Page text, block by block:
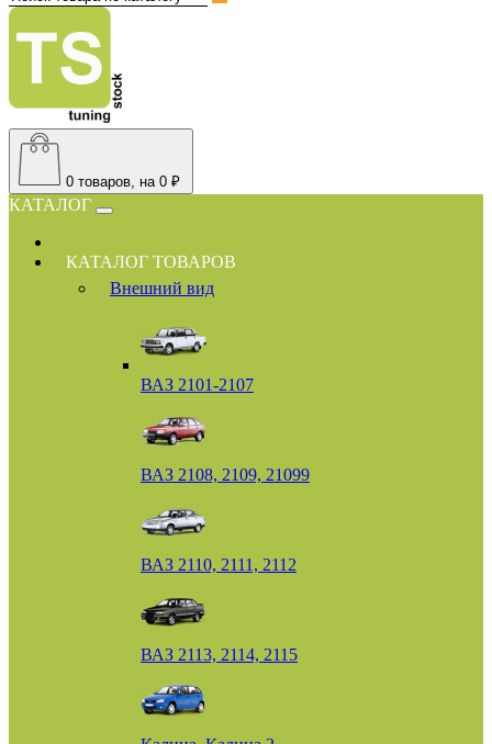
0 товаров, на 0 ₽
КАТАЛОГ
КАТАЛОГ ТОВАРОВ
Внешний вид
ВАЗ 2101-2107
ВАЗ 2108, 2109, 21099
ВАЗ 2110, 2111, 2112
ВАЗ 2113, 2114, 2115